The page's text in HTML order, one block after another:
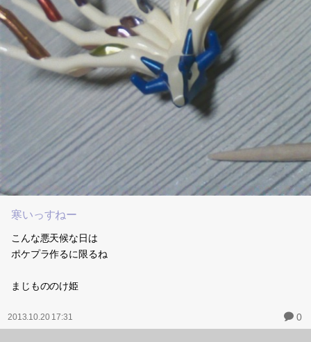
寒いっすねー
こんな悪天候な日は
ポケプラ作るに限るね
まじもののけ姫
2013.10.20 17:31 0